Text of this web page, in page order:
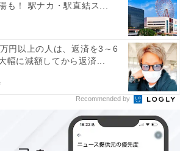
も！ 駅ナカ・駅直結ス...
円以上の人は、返済を3～6
幅に減額してから返済...
Recommended by